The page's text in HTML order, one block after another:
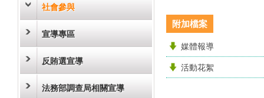
社會參與
宣導專區
反賄選宣導
法務部調查局相關宣導
附加檔案
媒體報導
活動花絮